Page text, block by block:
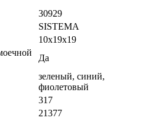
30929
SISTEMA
10х19х19
Да
зеленый, синий,
фиолетовый
317
21377